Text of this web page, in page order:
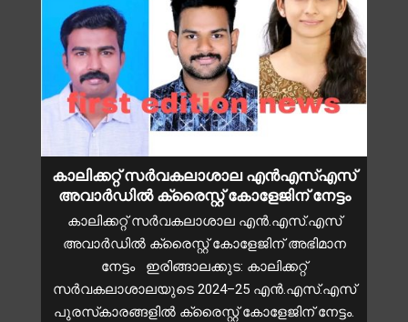
കാലിക്കറ്റ് സർവകലാശാല എൻഎസ്എസ്
അവാർഡിൽ ക്രൈസ്റ്റ് കോളേജിന് നേട്ടം
കാലിക്കറ്റ് സർവകലാശാല എൻ.എസ്.എസ്
അവാർഡിൽ ക്രൈസ്റ്റ് കോളേജിന് അഭിമാന
നേട്ടം ഇരിങ്ങാലക്കുട: കാലിക്കറ്റ്
സർവകലാശാലയുടെ 2024–25 എൻ.എസ്.എസ്
പുരസ്‌കാരങ്ങളിൽ ക്രൈസ്റ്റ് കോളേജിന് നേട്ടം.